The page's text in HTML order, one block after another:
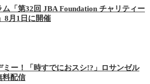
「第32回 JBA Foundation チャリティー
8月1日に開催
ー！「時すでにおスシ!?」ロサンゼル
料配信